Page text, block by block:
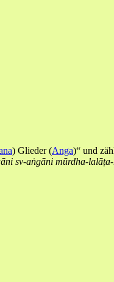
) Glieder (Anga)“ und
sv-aṅgāni mūrdha-